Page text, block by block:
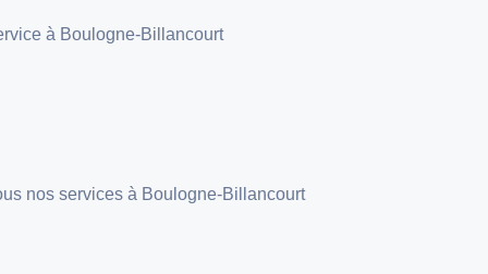
à Boulogne-Billancourt
nos services à Boulogne-Billancourt